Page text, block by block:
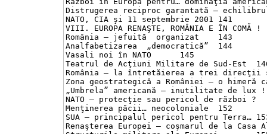
Distrugerea reciproc garantată – echilibrul
NATO, CIA şi 11 septembrie 2001	141
VIII. EUROPA RENAŞTE, ROMÂNIA E ÎN COMĂ !	143
România – jefuită  organizat	143
Analfabetizarea  „democratică”	144
Vasali noi în NATO	145
Teatrul de Acţiuni Militare de Sud-Est	146
România – la întretăierea a trei direcţii
Zona geostrategică a României – o himeră ca şi
„Umbrela” americană – inutilitate de lux !	150
NATO – protecţie sau pericol de război ?	151
Menţinerea păcii… neocoloniale	152
SUA – principalul pericol pentru Terra…	153
Renaşterea Europei – coşmarul de la Casa Albă